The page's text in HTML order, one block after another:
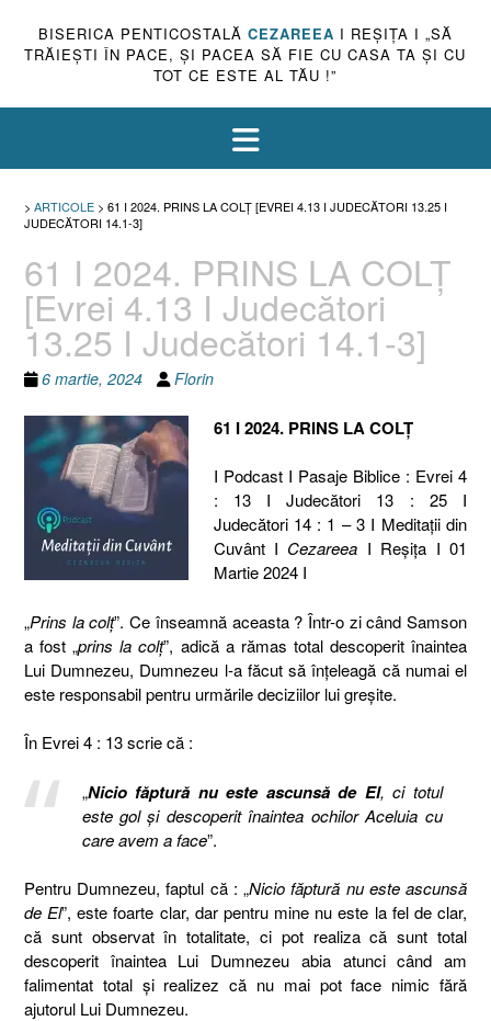
BISERICA PENTICOSTALĂ CEZAREEA I REŞIŢA I „SĂ
TRĂIEŞTI ÎN PACE, ŞI PACEA SĂ FIE CU CASA TA ŞI CU
TOT CE ESTE AL TĂU !”
> ARTICOLE > 61 I 2024. PRINS LA COLȚ [EVREI 4.13 I JUDECĂTORI 13.25 I
JUDECĂTORI 14.1-3]
61 I 2024. PRINS LA COLȚ
[Evrei 4.13 I Judecători
13.25 I Judecători 14.1-3]
6 martie, 2024 Florin
61 I 2024. PRINS LA COLȚ
I Podcast I Pasaje Biblice : Evrei 4
: 13 I Judecători 13 : 25 I
Judecători 14 : 1 – 3 I Meditaţii din
Cuvânt I Cezareea I Reşiţa I 01
Martie 2024 I
„Prins la colț”. Ce înseamnă aceasta ? Într-o zi când Samson
a fost „prins la colț”, adică a rămas total descoperit înaintea
Lui Dumnezeu, Dumnezeu l-a făcut să înțeleagă că numai el
este responsabil pentru urmările deciziilor lui greșite.
În Evrei 4 : 13 scrie că :
„Nicio făptură nu este ascunsă de El, ci totul
este gol şi descoperit înaintea ochilor Aceluia cu
care avem a face”.
Pentru Dumnezeu, faptul că : „Nicio făptură nu este ascunsă
de El”, este foarte clar, dar pentru mine nu este la fel de clar,
că sunt observat în totalitate, ci pot realiza că sunt total
descoperit înaintea Lui Dumnezeu abia atunci când am
falimentat total și realizez că nu mai pot face nimic fără
ajutorul Lui Dumnezeu.